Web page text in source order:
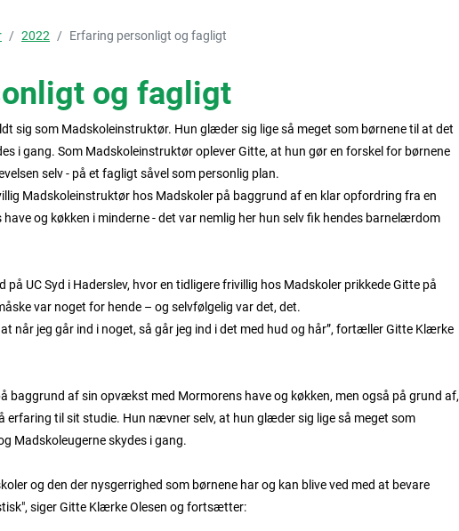
2022 Erfaring personligt og fagligt
og fagligt
sig som Madskoleinstruktør. Hun glæder sig lige så meget som børnene til at det
i gang. Som Madskoleinstruktør oplever Gitte, at hun gør en forskel for børnene
selv - på et fagligt såvel som personlig plan.
Madskoleinstruktør hos Madskoler på baggrund af en klar opfordring fra en
og køkken i minderne - det var nemlig her hun selv fik hendes barnelærdom
UC Syd i Haderslev, hvor en tidligere frivillig hos Madskoler prikkede Gitte på
var noget for hende – og selvfølgelig var det, det.
når jeg går ind i noget, så går jeg ind i det med hud og hår”, fortæller Gitte Klærke
baggrund af sin opvækst med Mormorens have og køkken, men også på grund af,
til sit studie. Hun nævner selv, at hun glæder sig lige så meget som
Madskoleugerne skydes i gang.
og den der nysgerrighed som børnene har og kan blive ved med at bevare
siger Gitte Klærke Olesen og fortsætter: